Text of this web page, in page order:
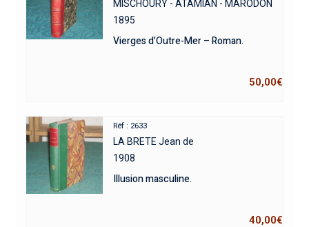
MISCHOURY - ATAMIAN - MARODON
1895
Vierges d’Outre-Mer – Roman.
50,00€
Réf : 2633
LA BRETE Jean de
1908
Illusion masculine.
40,00€